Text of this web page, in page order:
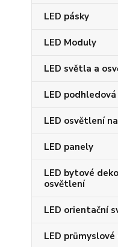
LED pásky
LED Moduly
LED světla a
LED
LED osvětlení
LED panely
LED bytové
osvětlení
LED orientační
LED